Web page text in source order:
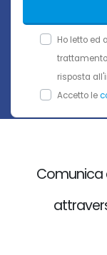
Ho letto ed
risposta
Accetto le
Comunica